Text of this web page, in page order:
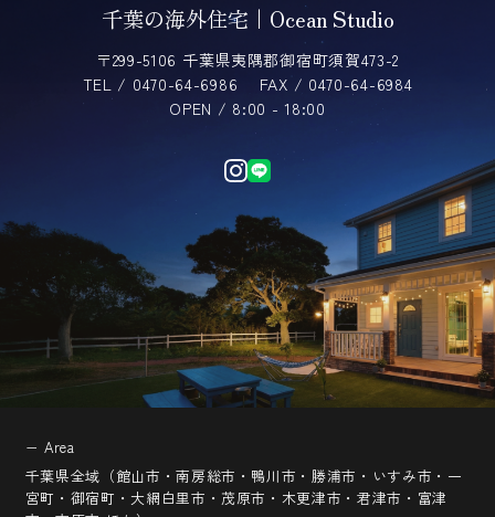
千葉の海外住宅｜Ocean Studio
〒299-5106 千葉県夷隅郡御宿町須賀473-2
TEL / 0470-64-6986
FAX / 0470-64-6984
OPEN / 8:00 - 18:00
− Area
千葉県全域（館山市・南房総市・鴨川市・勝浦市・いすみ市・一
宮町・御宿町・大網白里市・茂原市・木更津市・君津市・富津